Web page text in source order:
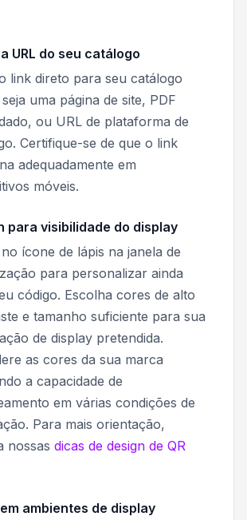
URL do seu catálogo
link direto para seu catálogo
uma página de site, PDF
ou URL de plataforma de
Certifique-se de que o link
adequadamente em
móveis.
para visibilidade do display
ícone de lápis na janela de
para personalizar ainda
código. Escolha cores de alto
e tamanho suficiente para sua
de display pretendida.
as cores da sua marca
a capacidade de
em várias condições de
Para mais orientação,
nossas dicas de design de QR
ambientes de display